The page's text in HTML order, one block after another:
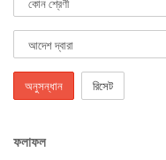
অনুসন্ধান রিসেট
ফলাফল